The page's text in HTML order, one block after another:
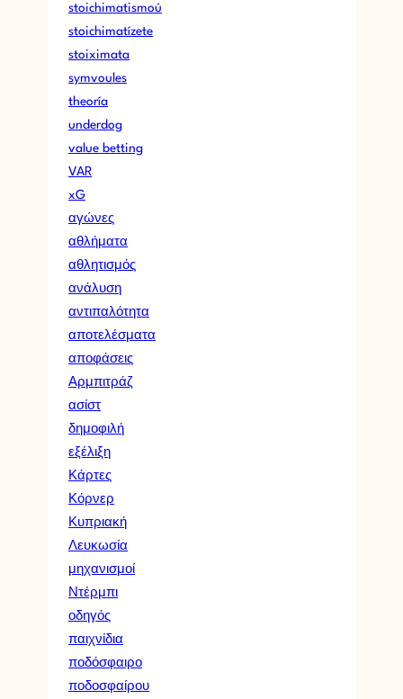
stoichimatismoú
stoichimatízete
stoiximata
symvoules
theoría
underdog
value betting
VAR
xG
αγώνες
αθλήματα
αθλητισμός
ανάλυση
αντιπαλότητα
αποτελέσματα
αποφάσεις
Αρμπιτράζ
ασίστ
δημοφιλή
εξέλιξη
Κάρτες
Κόρνερ
Κυπριακή
Λευκωσία
μηχανισμοί
Ντέρμπι
οδηγός
παιχνίδια
ποδόσφαιρο
ποδοσφαίρου